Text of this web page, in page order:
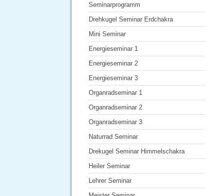
Seminarprogramm
Drehkugel Seminar Erdchakra
Mini Seminar
Energieseminar 1
Energieseminar 2
Energieseminar 3
Organradseminar 1
Organradseminar 2
Organradseminar 3
Naturrad Seminar
Drekugel Seminar Himmelschakra
Heiler Seminar
Lehrer Seminar